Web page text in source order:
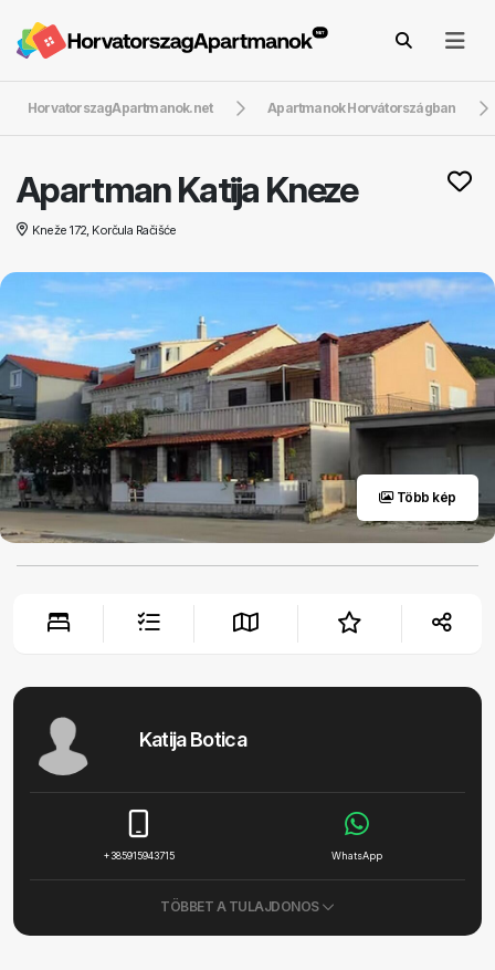
HorvatorszagApartmanok.net Apartmanok Horvátországban
Apartman Katija Kneze
Kneže 172, Korčula Račišće
Több kép
Katija Botica
+385915943715 WhatsApp
TÖBBET A TULAJDONOS